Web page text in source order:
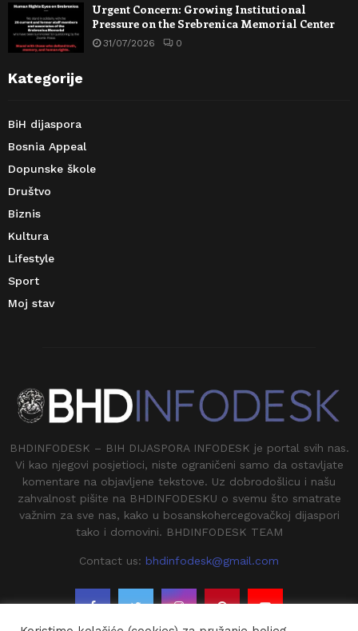
Urgent Concern: Growing Institutional
Pressure on the Srebrenica Memorial Center
31/07/2026 0
Kategorije
BiH dijaspora
Bosnia Appeal
Dopunske škole
Društvo
Biznis
Kultura
Lifestyle
Sport
Moj stav
BHDINFODESK – BIH DIJASPORA INFODESK je portal svih nas.
Vi kao njegovi posjetioci, niste ograničeni samo da ostavljate
komentare na objavljene tekstove. Uz dobrodošlicu i našu
zahvalnost pišite na BHDINFODESKU o svemu što smatrate
važnim za sve nas, kako u bosanskohercegovačkoj dijaspori
tako i domovini. BHDINFODESK TEAM
Contact us: bhdinfodesk@gmail.com